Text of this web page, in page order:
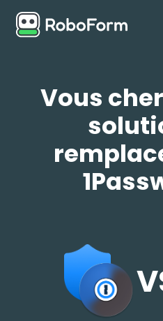
BUSINESS
SÉCURITÉ
Obtenir maintenant
Vous